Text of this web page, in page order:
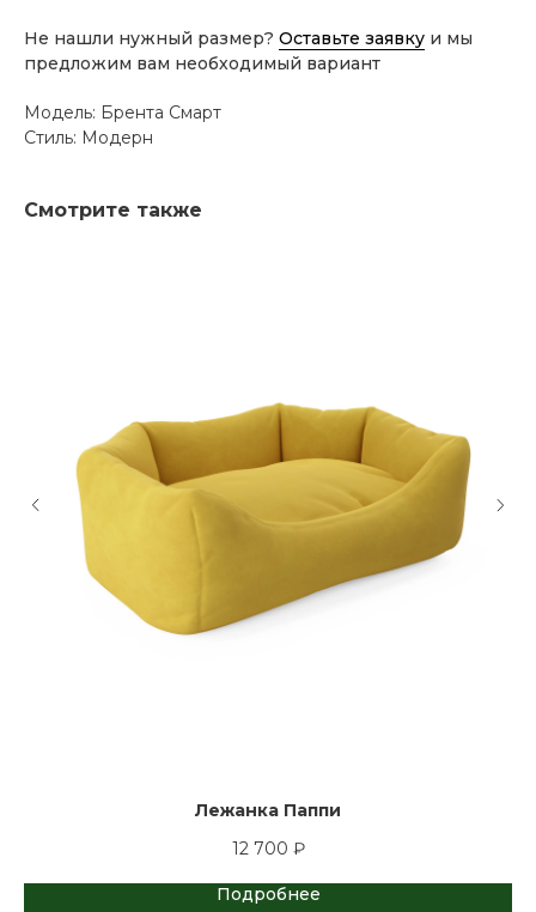
Не нашли нужный размер? Оставьте заявку и мы
предложим вам необходимый вариант
Модель: Брента Смарт
Стиль: Модерн
Смотрите также
Лежанка Паппи
12 700 ₽
Подробнее